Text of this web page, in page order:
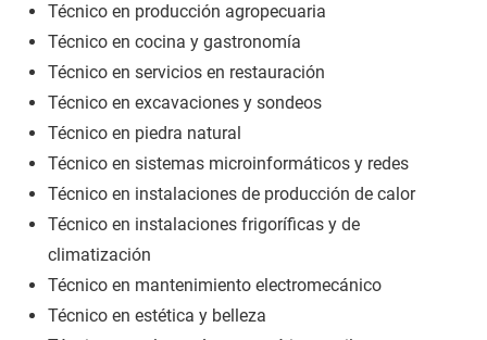
Técnico en producción agropecuaria
Técnico en cocina y gastronomía
Técnico en servicios en restauración
Técnico en excavaciones y sondeos
Técnico en piedra natural
Técnico en sistemas microinformáticos y redes
Técnico en instalaciones de producción de calor
Técnico en instalaciones frigoríficas y de
climatización
Técnico en mantenimiento electromecánico
Técnico en estética y belleza